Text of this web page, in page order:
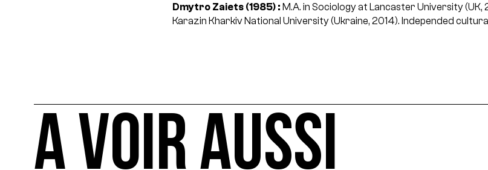
Dmytro Zaiets (1985) : M.A. in Sociology at Lancaster University (UK,
Karazin Kharkiv National University (Ukraine, 2014). Independed
A VOIR AUSSI